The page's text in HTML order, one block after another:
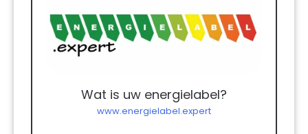
Wat is uw energielabel?
www.energielabel.expert